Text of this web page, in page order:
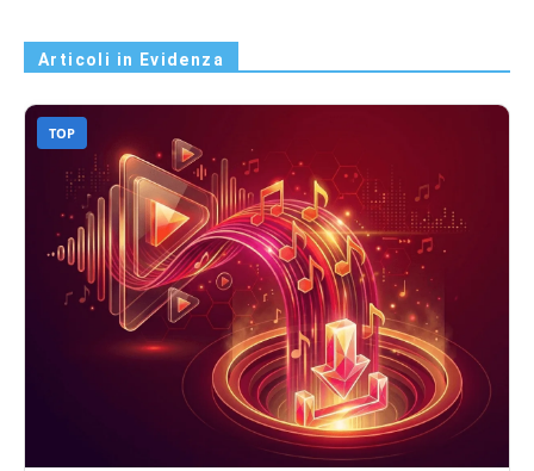
Articoli in Evidenza
TOP